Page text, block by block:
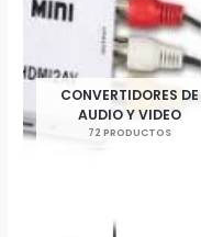
CONVERTIDORES DE
AUDIO Y VIDEO
72 PRODUCTOS